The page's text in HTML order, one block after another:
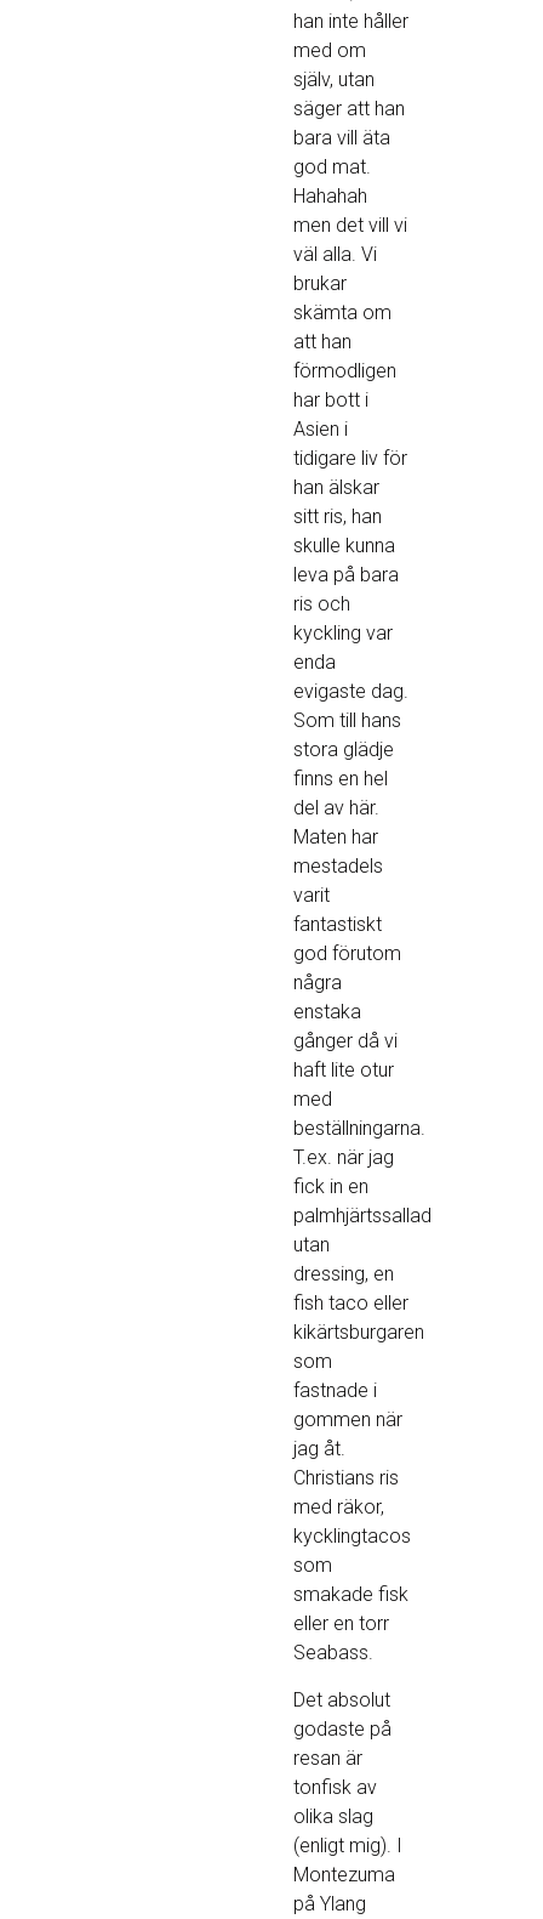
han inte håller
med om
själv, utan
säger att han
bara vill äta
god mat.
Hahahah
men det vill vi
väl alla. Vi
brukar
skämta om
att han
förmodligen
har bott i
Asien i
tidigare liv för
han älskar
sitt ris, han
skulle kunna
leva på bara
ris och
kyckling var
enda
evigaste dag.
Som till hans
stora glädje
finns en hel
del av här.
Maten har
mestadels
varit
fantastiskt
god förutom
några
enstaka
gånger då vi
haft lite otur
med
beställningarna.
T.ex. när jag
fick in en
palmhjärtssallad
utan
dressing, en
fish taco eller
kikärtsburgaren
som
fastnade i
gommen när
jag åt.
Christians ris
med räkor,
kycklingtacos
som
smakade fisk
eller en torr
Seabass.
Det absolut
godaste på
resan är
tonfisk av
olika slag
(enligt mig). I
Montezuma
på Ylang